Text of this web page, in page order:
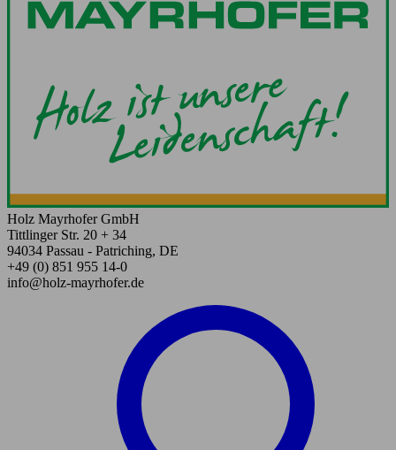
Holz Mayrhofer GmbH
Tittlinger Str. 20 + 34
94034 Passau - Patriching, DE
+49 (0) 851 955 14-0
info@holz-mayrhofer.de